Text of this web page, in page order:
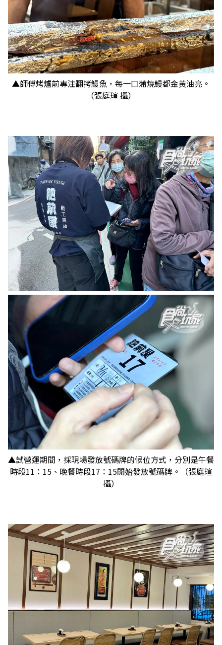
▲師傅烤爐前專注翻拷鰻魚，每一口蒲燒鰻都金黃油亮。
（張庭瑄 攝）
▲試營運期間，採現場發放號碼牌的候位方式，分別是午餐
時段11：15、晚餐時段17：15開始發放號碼牌。（張庭瑄
攝）